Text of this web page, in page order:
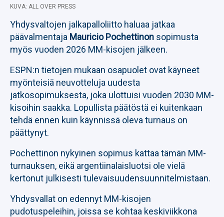
KUVA: ALL OVER PRESS
Yhdysvaltojen jalkapalloliitto haluaa jatkaa
päävalmentaja Mauricio Pochettinon sopimusta
myös vuoden 2026 MM-kisojen jälkeen.
ESPN:n tietojen mukaan osapuolet ovat käyneet
myönteisiä neuvotteluja uudesta
jatkosopimuksesta, joka ulottuisi vuoden 2030 MM-
kisoihin saakka. Lopullista päätöstä ei kuitenkaan
tehdä ennen kuin käynnissä oleva turnaus on
päättynyt.
Pochettinon nykyinen sopimus kattaa tämän MM-
turnauksen, eikä argentiinalaisluotsi ole vielä
kertonut julkisesti tulevaisuudensuunnitelmistaan.
Yhdysvallat on edennyt MM-kisojen
pudotuspeleihin, joissa se kohtaa keskiviikkona